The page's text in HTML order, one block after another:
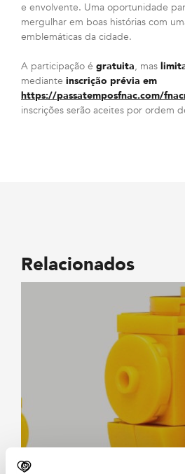
e envolvente. Uma oportunidade
mergulhar em boas histórias com
emblemáticas da cidade.
A participação é gratuita, mas
mediante inscrição prévia em
https://passatemposfnac.com/
inscrições serão aceites por ordem
Relacionados